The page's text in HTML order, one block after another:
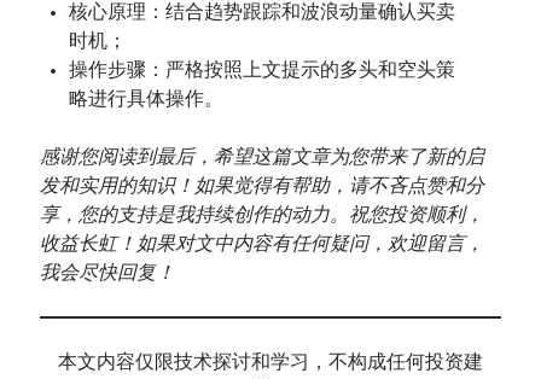
核心原理：结合趋势跟踪和波浪动量确认买卖
时机；
操作步骤：严格按照上文提示的多头和空头策
略进行具体操作。
感谢您阅读到最后，希望这篇文章为您带来了新的启
发和实用的知识！如果觉得有帮助，请不吝点赞和分
享，您的支持是我持续创作的动力。祝您投资顺利，
收益长虹！如果对文中内容有任何疑问，欢迎留言，
我会尽快回复！
本文内容仅限技术探讨和学习，不构成任何投资建